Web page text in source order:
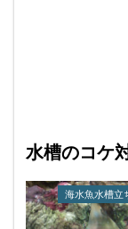
水槽のコケ
海水魚水槽立